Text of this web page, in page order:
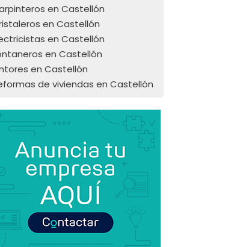
en Castellón
en Castellón
en Castellón
en Castellón
en Castellón
de viviendas en Castellón